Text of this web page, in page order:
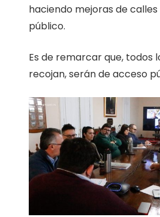
haciendo mejoras de
público.
Es de remarcar que, todos
recojan, serán de acceso